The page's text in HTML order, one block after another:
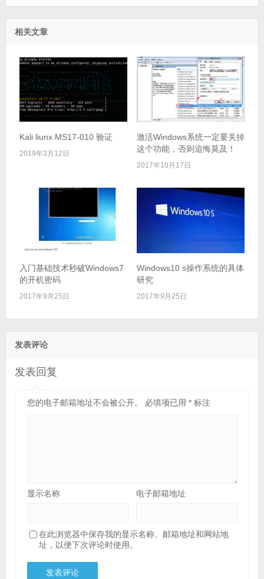
相关文章
Kali liunx MS17-010 验证
2019年3月12日
激活Windows系统一定要关掉
这个功能，否则追悔莫及！
2017年10月17日
入门基础技术秒破Windows7
的开机密码
2017年9月25日
Windows10 s操作系统的具体
研究
2017年9月25日
发表评论
发表回复
您的电子邮箱地址不会被公开。 必填项已用 *标注
显示名称 电子邮箱地址
在此浏览器中保存我的显示名称、邮箱地址和网站地
址，以便下次评论时使用。